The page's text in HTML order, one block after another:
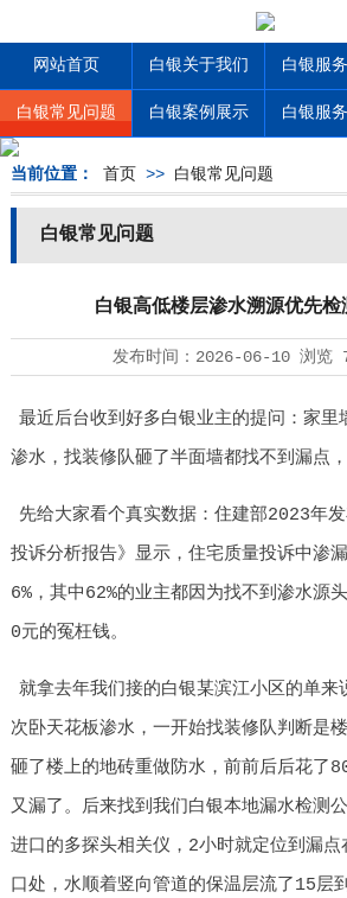
网站首页 白银关于我们 白银服
白银常见问题 白银案例展示 白银服
当前位置： 首页 >> 白银常见问题
白银常见问题
白银高低楼层渗水溯源优先检
发布时间： 2026-06-10浏览
最近后台收到好多白银业主的提问：家里
渗水，找装修队砸了半面墙都找不到漏点
先给大家看个真实数据：住建部2023年
投诉分析报告》显示，住宅质量投诉中渗
6%，其中62%的业主都因为找不到渗水
0元的冤枉钱。
就拿去年我们接的白银某滨江小区的单来
次卧天花板渗水，一开始找装修队判断是
砸了楼上的地砖重做防水，前前后后花了
又漏了。后来找到我们白银本地漏水检测
进口的多探头相关仪，2小时就定位到漏
口处，水顺着竖向管道的保温层流了15层